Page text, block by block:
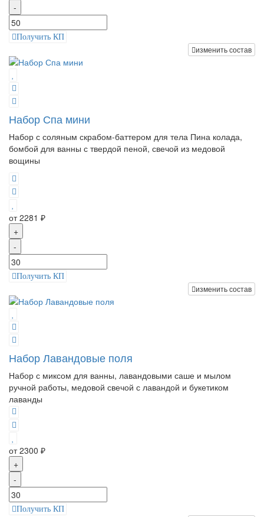
-
Получить КП
изменить состав
Набор Спа мини
Набор с соляным скрабом-баттером для тела Пина колада,
бомбой для ванны с твердой пеной, свечой из медовой
вощины
от 2281 ₽
+
-
Получить КП
изменить состав
Набор Лавандовые поля
Набор с миксом для ванны, лавандовыми саше и мылом
ручной работы, медовой свечой с лавандой и букетиком
лаванды
от 2300 ₽
+
-
Получить КП